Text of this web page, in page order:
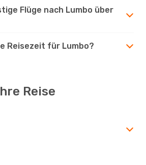
Flüge nach Lumbo über
Reisezeit für Lumbo?
Reise